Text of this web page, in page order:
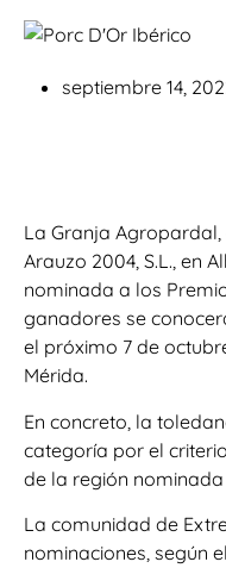
septiembre 14,
La Granja
Arauzo 2004, S.L., en
nominada a los
ganadores se
el próximo 7 de
Mérida.
En concreto, la
categoría por el
de la región nominada
La comunidad de
nominaciones, según